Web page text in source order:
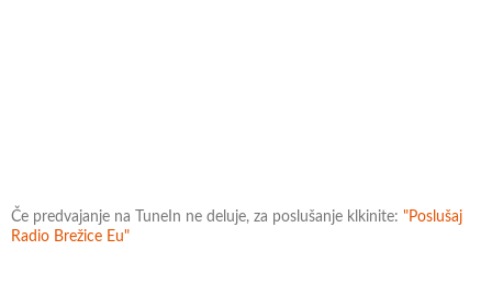
Če predvajanje na TuneIn ne deluje, za poslušanje klkinite: "Poslušaj
Radio Brežice Eu"